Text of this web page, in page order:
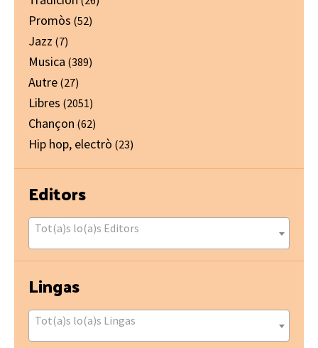
Promòs (52)
Jazz (7)
Musica (389)
Autre (27)
Libres (2051)
Chançon (62)
Hip hop, electrò (23)
Editors
Tot(a)s lo(a)s Editors
Lingas
Tot(a)s lo(a)s Lingas